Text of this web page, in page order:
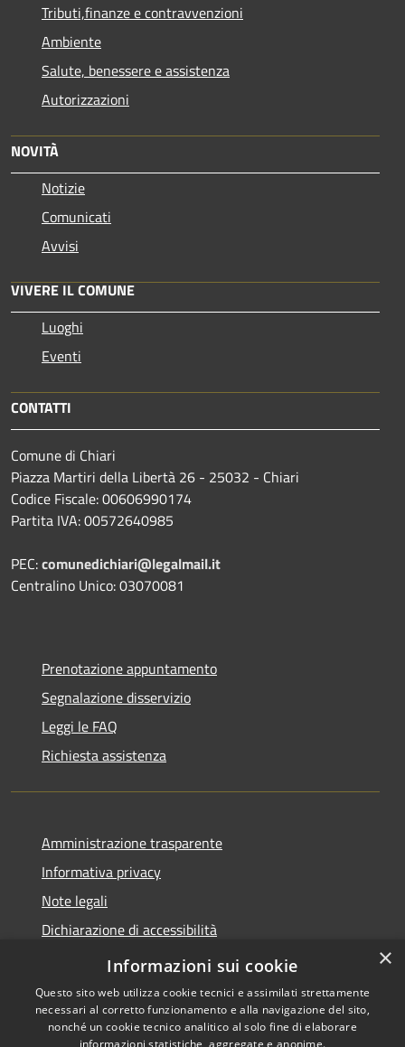
Tributi,finanze e contravvenzioni
Ambiente
Salute, benessere e assistenza
Autorizzazioni
NOVITÀ
Notizie
Comunicati
Avvisi
VIVERE IL COMUNE
Luoghi
Eventi
CONTATTI
Comune di Chiari
Piazza Martiri della Libertà 26 - 25032 - Chiari
Codice Fiscale: 00606990174
Partita IVA: 00572640985
PEC:comunedichiari@legalmail.it
Centralino Unico: 03070081
Prenotazione appuntamento
Segnalazione disservizio
Leggi le FAQ
Richiesta assistenza
Amministrazione trasparente
Informativa privacy
Note legali
Dichiarazione di accessibilità
Obiettivi accessibilità
×
Informazioni sui cookie
Questo sito web utilizza cookie tecnici e assimilati strettamente
necessari al corretto funzionamento e alla navigazione del sito,
nonché un cookie tecnico analitico al solo fine di elaborare
informazioni statistiche, aggregate e anonime.